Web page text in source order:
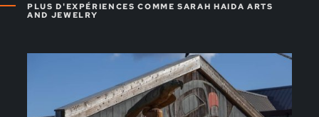
PLUS D'EXPÉRIENCES COMME SARAH HAIDA ARTS
AND JEWELRY